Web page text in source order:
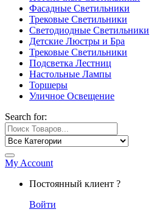
Фасадные Светильники
Трековые Светильники
Светодиодные Светильники
Детские Люстры и Бра
Трековые Светильники
Подсветка Лестниц
Настольные Лампы
Торшеры
Уличное Освещение
Search for:
My Account
Постоянный клиент ?
Войти